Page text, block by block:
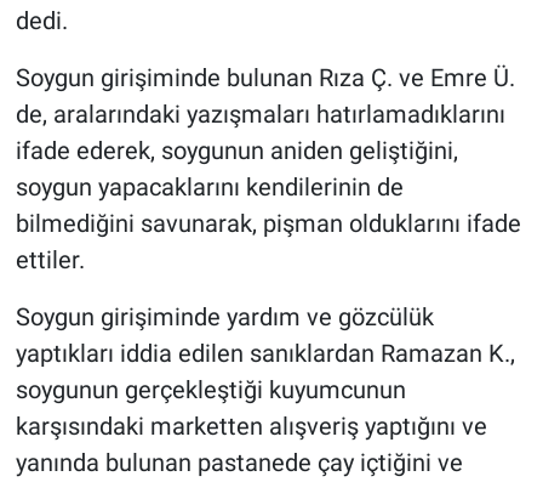
dedi.
Soygun girişiminde bulunan Rıza Ç. ve Emre Ü.
de, aralarındaki yazışmaları hatırlamadıklarını
ifade ederek, soygunun aniden geliştiğini,
soygun yapacaklarını kendilerinin de
bilmediğini savunarak, pişman olduklarını ifade
ettiler.
Soygun girişiminde yardım ve gözcülük
yaptıkları iddia edilen sanıklardan Ramazan K.,
soygunun gerçekleştiği kuyumcunun
karşısındaki marketten alışveriş yaptığını ve
yanında bulunan pastanede çay içtiğini ve